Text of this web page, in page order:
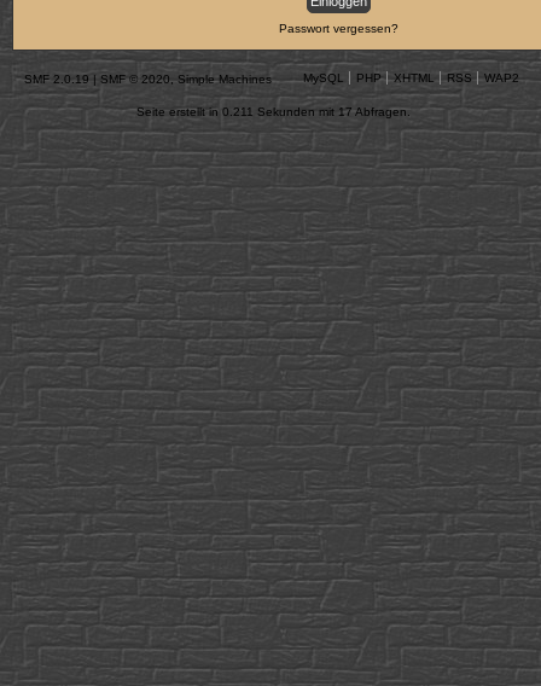
Passwort vergessen?
SMF 2.0.19 | SMF © 2020 ,Simple Machines MySQL PHP XHTML RSS WAP2
Seite erstellt in 0.211 Sekunden mit 17 Abfragen.